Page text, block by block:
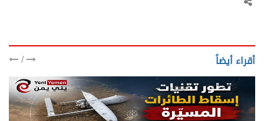
أقراء أيضاً /